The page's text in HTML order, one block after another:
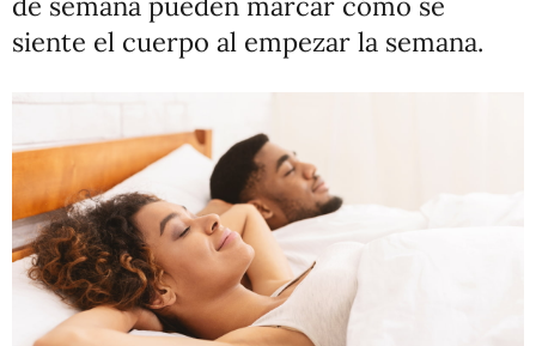
siente el cuerpo al empezar la semana.